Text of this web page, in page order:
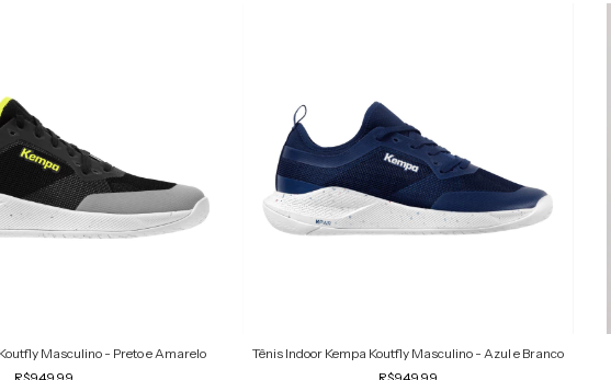
Masculino - Preto e Amarelo
R$949,99
Tênis Indoor Kempa Koutfly Masculino - Azul e Branco
R$949,99